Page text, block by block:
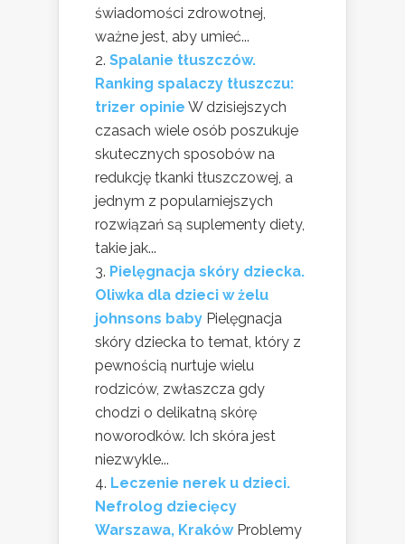
świadomości zdrowotnej,
ważne jest, aby umieć...
Spalanie tłuszczów.
Ranking spalaczy tłuszczu:
trizer opinie W dzisiejszych
czasach wiele osób poszukuje
skutecznych sposobów na
redukcję tkanki tłuszczowej, a
jednym z popularniejszych
rozwiązań są suplementy diety,
takie jak...
Pielęgnacja skóry dziecka.
Oliwka dla dzieci w żelu
johnsons baby Pielęgnacja
skóry dziecka to temat, który z
pewnością nurtuje wielu
rodziców, zwłaszcza gdy
chodzi o delikatną skórę
noworodków. Ich skóra jest
niezwykle...
Leczenie nerek u dzieci.
Nefrolog dziecięcy
Warszawa, Kraków Problemy